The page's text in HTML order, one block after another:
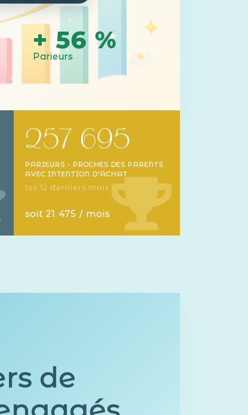
+ 56 %
Parieurs
257 695
PARIEURS - PROCHES DES PARENTS
AVEC INTENTION D'ACHAT
les 12 derniers mois
soit 21 475 / mois
de